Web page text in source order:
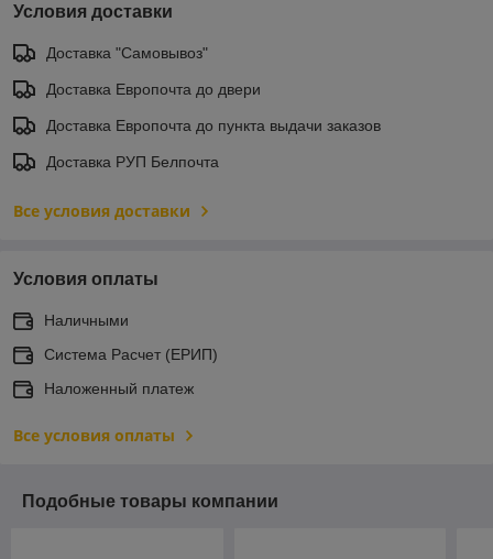
Условия доставки
Доставка "Самовывоз"
Доставка Европочта до двери
Доставка Европочта до пункта выдачи заказов
Доставка РУП Белпочта
Все условия доставки
Условия оплаты
Наличными
Система Расчет (ЕРИП)
Наложенный платеж
Все условия оплаты
Подобные товары компании